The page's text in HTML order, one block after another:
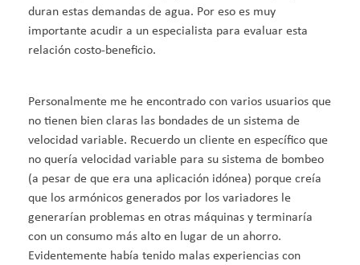
duran estas demandas de agua. Por eso es muy
importante acudir a un especialista para evaluar esta
relación costo-beneficio.
Personalmente me he encontrado con varios usuarios que
no tienen bien claras las bondades de un sistema de
velocidad variable. Recuerdo un cliente en específico que
no quería velocidad variable para su sistema de bombeo
(a pesar de que era una aplicación idónea) porque creía
que los armónicos generados por los variadores le
generarían problemas en otras máquinas y terminaría
con un consumo más alto en lugar de un ahorro.
Evidentemente había tenido malas experiencias con